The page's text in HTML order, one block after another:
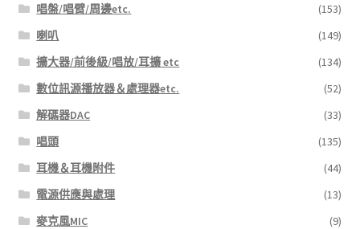
唱盤/唱臂/周邊etc.
(153)
喇叭
(149)
擴大器/前後級/唱放/耳擴 etc
(134)
數位訊源播放器＆處理器etc.
(52)
解碼器DAC
(33)
唱頭
(135)
耳機＆耳機附件
(44)
電源供應與處理
(13)
麥克風MIC
(9)